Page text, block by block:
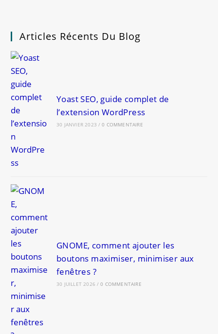
Articles Récents Du Blog
Yoast SEO, guide complet de
l’extension WordPress
30 JANVIER 2023 / 0 COMMENTAIRE
GNOME, comment ajouter les
boutons maximiser, minimiser aux
fenêtres ?
30 JUILLET 2026 / 0 COMMENTAIRE